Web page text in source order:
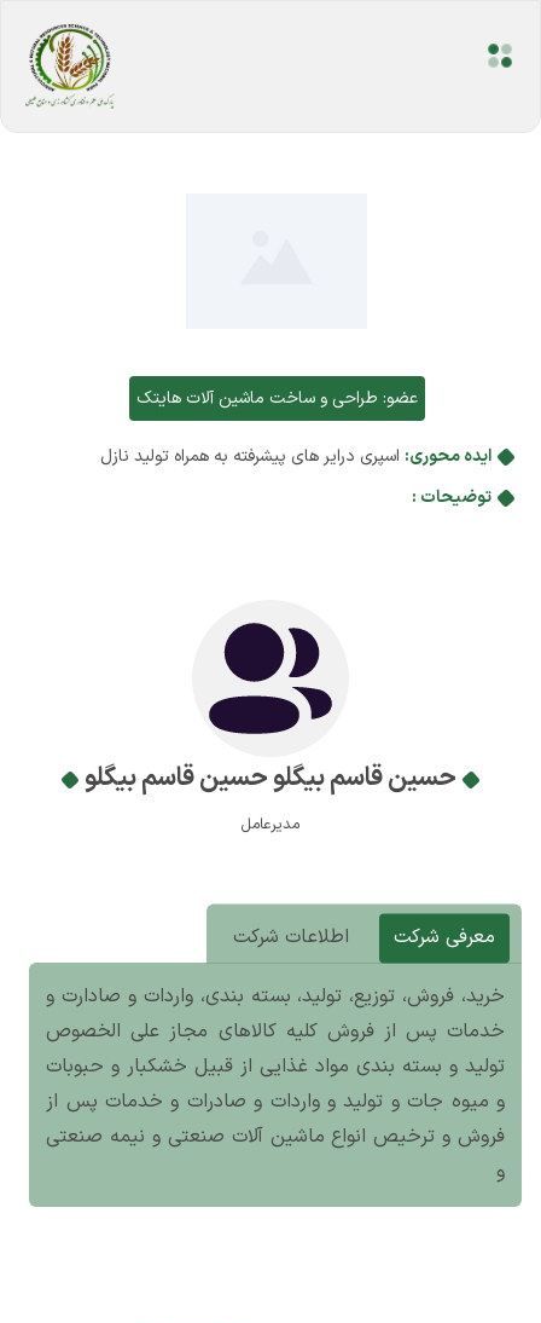
عضو: طراحی و ساخت ماشین آلات هایتک
ایده محوری: اسپری درایر های پیشرفته به همراه تولید نازل
توضیحات :
حسین قاسم بیگلو حسین قاسم بیگلو
مدیرعامل
معرفی شرکت اطلاعات شرکت
خرید، فروش، توزیع، تولید، بسته بندی، واردات و صادارت و
خدمات پس از فروش کلیه کالاهای مجاز علی الخصوص
تولید و بسته بندی مواد غذایی از قبیل خشکبار و حبوبات
و میوه جات و تولید و واردات و صادرات و خدمات پس از
فروش و ترخیص انواع ماشین آلات صنعتی و نیمه صنعتی
و